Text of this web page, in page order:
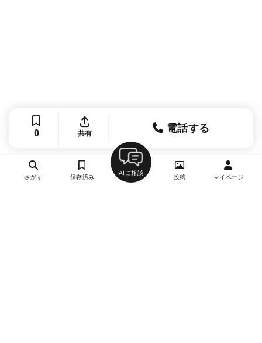
0 共有 電話する
さがす 保存済み
AIに相談
投稿 マイページ